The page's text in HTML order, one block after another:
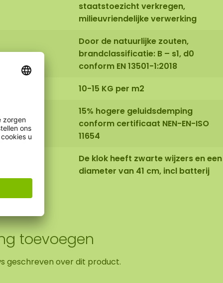
staatstoezicht verkregen,
milieuvriendelijke verwerking
Door de natuurlijke zouten,
brandclassificatie: B – s1, d0
conform EN 13501-1:2018
10-15 KG per m2
15% hogere geluidsdemping
conform certificaat NEN-EN-ISO
11654
De klok heeft zwarte wijzers en een
diameter van 41 cm, incl batterij
toevoegen
geschreven over dit product.